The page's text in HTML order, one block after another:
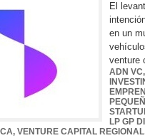
El
en un
venture
ADN VC,
LP GP
, VENTURE CAPITAL REGIONAL